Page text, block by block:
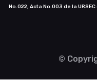
No.022, Acta No.003 de la
©